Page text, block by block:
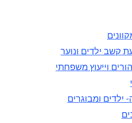
קשב ילדים ונוער
וייעוץ משפחתי
ילדים ומבוגרים